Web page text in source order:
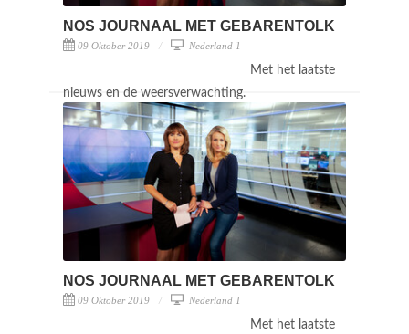
NOS JOURNAAL MET GEBARENTOLK
09 Oktober 2019 Nederland 1
Met het laatste
nieuws en de weersverwachting.
NOS JOURNAAL MET GEBARENTOLK
09 Oktober 2019 Nederland 1
Met het laatste